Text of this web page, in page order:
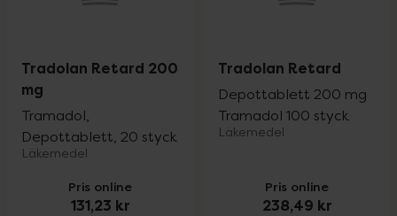
Tradolan Retard 200
mg
Tramadol,
Depottablett, 20 styck
Läkemedel
Pris online
131,23 kr
Tradolan Retard
Depottablett 200 mg
Tramadol 100 styck
Läkemedel
Pris online
238,49 kr